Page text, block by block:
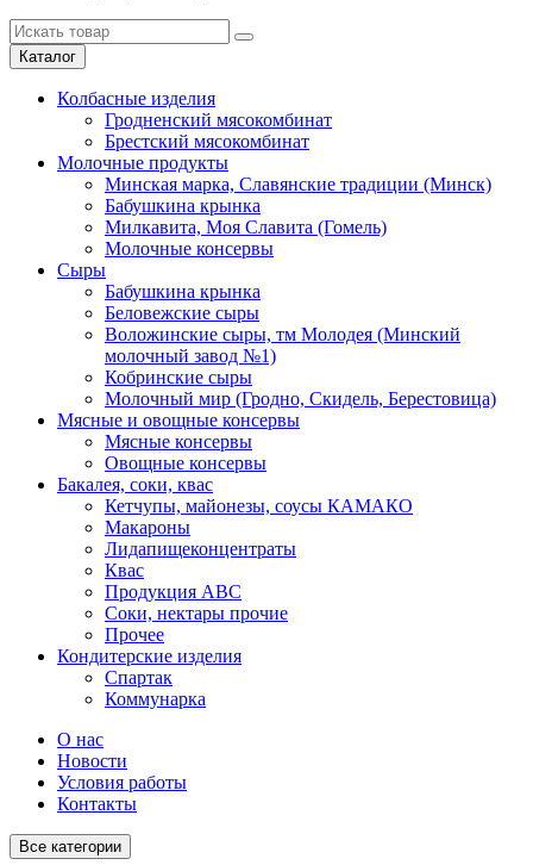
Каталог
Колбасные изделия
Гродненский мясокомбинат
Брестский мясокомбинат
Молочные продукты
Минская марка, Славянские традиции (Минск)
Бабушкина крынка
Милкавита, Моя Славита (Гомель)
Молочные консервы
Сыры
Бабушкина крынка
Беловежские сыры
Воложинские сыры, тм Молодея (Минский
молочный завод №1)
Кобринские сыры
Молочный мир (Гродно, Скидель, Берестовица)
Мясные и овощные консервы
Мясные консервы
Овощные консервы
Бакалея, соки, квас
Кетчупы, майонезы, соусы КАМАКО
Макароны
Лидапищеконцентраты
Квас
Продукция АВС
Соки, нектары прочие
Прочее
Кондитерские изделия
Спартак
Коммунарка
О нас
Новости
Условия работы
Контакты
Все категории